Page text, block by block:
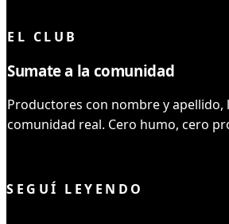
EL CLUB
Sumate a la comunidad
Productores con nombre y apellido,
comunidad real. Cero humo, cero
SEGUÍ LEYENDO